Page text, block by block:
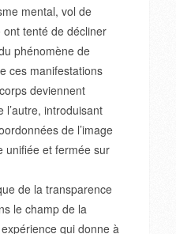
mental, vol de
ont tenté de décliner
phénomène de
ces manifestations
deviennent
introduisant
de l’image
unifiée et fermée sur
de la transparence
le champ de la
qui donne à